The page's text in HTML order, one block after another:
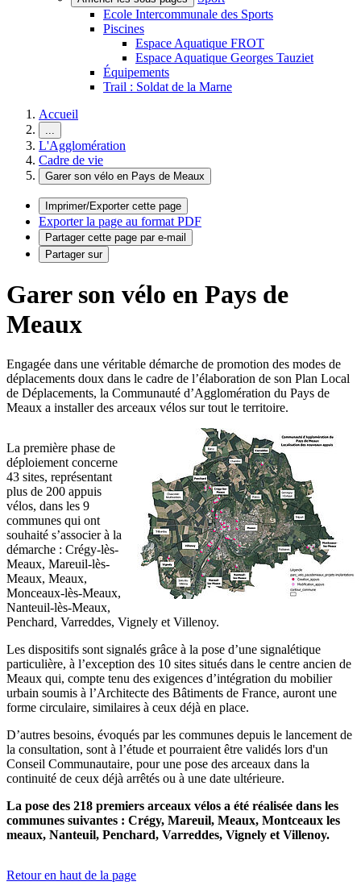
Ecole Intercommunale des Sports
Piscines
Espace Aquatique FROT
Espace Aquatique Georges Tauziet
Équipements
Trail : Soldat de la Marne
Accueil
...
L'Agglomération
Cadre de vie
Garer son vélo en Pays de Meaux
Imprimer/Exporter cette page
Exporter la page au format PDF
Partager cette page par e-mail
Partager sur
Garer son vélo en Pays de
Meaux
Engagée dans une véritable démarche de promotion des modes de
déplacements doux dans le cadre de l’élaboration de son Plan Local
de Déplacements, la Communauté d’Agglomération du Pays de
Meaux a installer des arceaux vélos sur tout le territoire.
La première phase de
déploiement concerne
43 sites, représentant
plus de 200 appuis
vélos, dans les 9
communes qui ont
souhaité s’associer à la
démarche : Crégy-lès-
Meaux, Mareuil-lès-
Meaux, Meaux,
Monceaux-lès-Meaux,
Nanteuil-lès-Meaux,
Penchard, Varreddes, Vignely et Villenoy.
Les dispositifs sont signalés grâce à la pose d’une signalétique
particulière, à l’exception des 10 sites situés dans le centre ancien de
Meaux qui, compte tenu des exigences d’intégration du mobilier
urbain soumis à l’Architecte des Bâtiments de France, auront une
forme circulaire, similaires à ceux déjà en place.
D’autres besoins, évoqués par les communes depuis le lancement de
la consultation, sont à l’étude et pourraient être validés lors d'un
Conseil Communautaire, pour une pose des arceaux dans la
continuité de ceux déjà arrêtés ou à une date ultérieure.
La pose des 218 premiers arceaux vélos a été réalisée dans les
communes suivantes : Crégy, Mareuil, Meaux, Montceaux les
meaux, Nanteuil, Penchard, Varreddes, Vignely et Villenoy.
Retour en haut de la page